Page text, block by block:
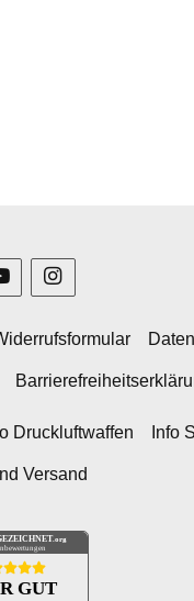
Druckluftwaffen Info
Versand
.org
GUT